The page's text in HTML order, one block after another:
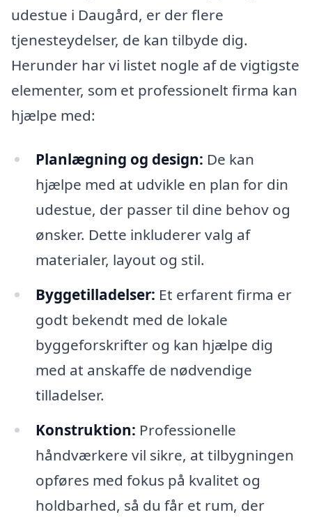
udestue i Daugård, er der flere
tjenesteydelser, de kan tilbyde dig.
Herunder har vi listet nogle af de vigtigste
elementer, som et professionelt firma kan
hjælpe med:
Planlægning og design: De kan
hjælpe med at udvikle en plan for din
udestue, der passer til dine behov og
ønsker. Dette inkluderer valg af
materialer, layout og stil.
Byggetilladelser: Et erfarent firma er
godt bekendt med de lokale
byggeforskrifter og kan hjælpe dig
med at anskaffe de nødvendige
tilladelser.
Konstruktion: Professionelle
håndværkere vil sikre, at tilbygningen
opføres med fokus på kvalitet og
holdbarhed, så du får et rum, der